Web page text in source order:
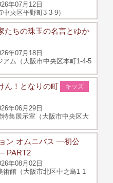
年07月12日
央区平野町3-3-9）
たちの珠玉の名言とゆか
年07月18日
アム（大阪市中央区本町1-4-5
キッズ
ん！となりの町
年06月29日
集展示室（大阪市中央区大
ン オムニバス ―初公
PART2
年08月02日
術館（大阪市北区中之島1-1-